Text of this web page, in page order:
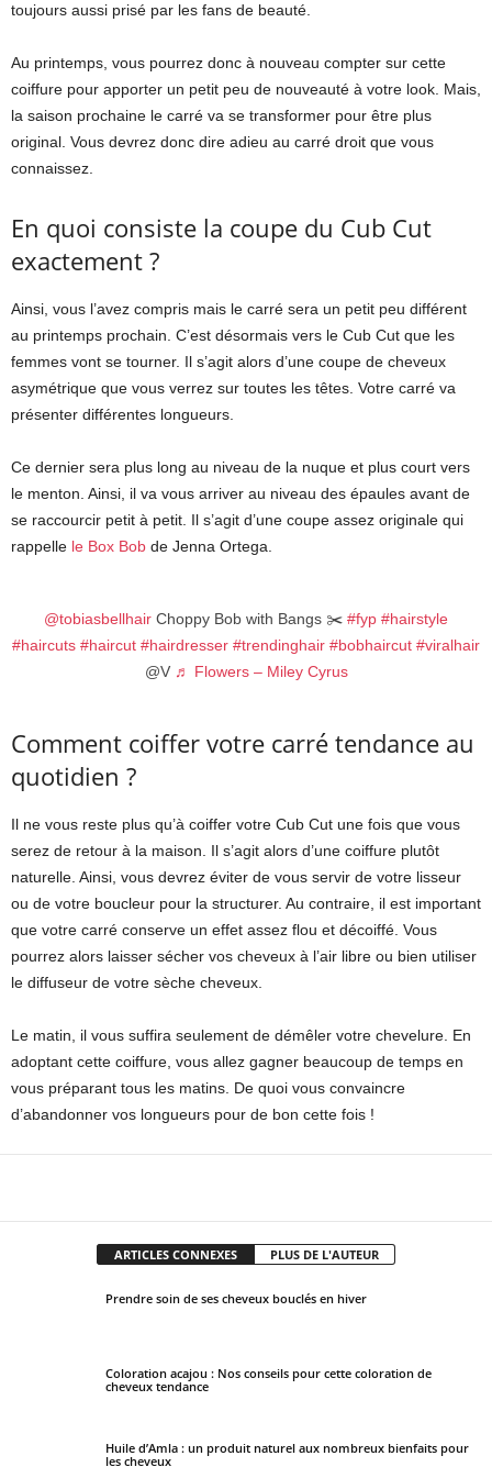
toujours aussi prisé par les fans de beauté.
Au printemps, vous pourrez donc à nouveau compter sur cette
coiffure pour apporter un petit peu de nouveauté à votre look. Mais,
la saison prochaine le carré va se transformer pour être plus
original. Vous devrez donc dire adieu au carré droit que vous
connaissez.
En quoi consiste la coupe du Cub Cut
exactement ?
Ainsi, vous l’avez compris mais le carré sera un petit peu différent
au printemps prochain. C’est désormais vers le Cub Cut que les
femmes vont se tourner. Il s’agit alors d’une coupe de cheveux
asymétrique que vous verrez sur toutes les têtes. Votre carré va
présenter différentes longueurs.
Ce dernier sera plus long au niveau de la nuque et plus court vers
le menton. Ainsi, il va vous arriver au niveau des épaules avant de
se raccourcir petit à petit. Il s’agit d’une coupe assez originale qui
rappelle le Box Bob de Jenna Ortega.
@tobiasbellhair Choppy Bob with Bangs ✂️ #fyp #hairstyle
#haircuts #haircut #hairdresser #trendinghair #bobhaircut #viralhair
@V ♬ Flowers – Miley Cyrus
Comment coiffer votre carré tendance au
quotidien ?
Il ne vous reste plus qu’à coiffer votre Cub Cut une fois que vous
serez de retour à la maison. Il s’agit alors d’une coiffure plutôt
naturelle. Ainsi, vous devrez éviter de vous servir de votre lisseur
ou de votre boucleur pour la structurer. Au contraire, il est important
que votre carré conserve un effet assez flou et décoiffé. Vous
pourrez alors laisser sécher vos cheveux à l’air libre ou bien utiliser
le diffuseur de votre sèche cheveux.
Le matin, il vous suffira seulement de démêler votre chevelure. En
adoptant cette coiffure, vous allez gagner beaucoup de temps en
vous préparant tous les matins. De quoi vous convaincre
d’abandonner vos longueurs pour de bon cette fois !
ARTICLES CONNEXES PLUS DE L'AUTEUR
Prendre soin de ses cheveux bouclés en hiver
Coloration acajou : Nos conseils pour cette coloration de
cheveux tendance
Huile d’Amla : un produit naturel aux nombreux bienfaits pour
les cheveux